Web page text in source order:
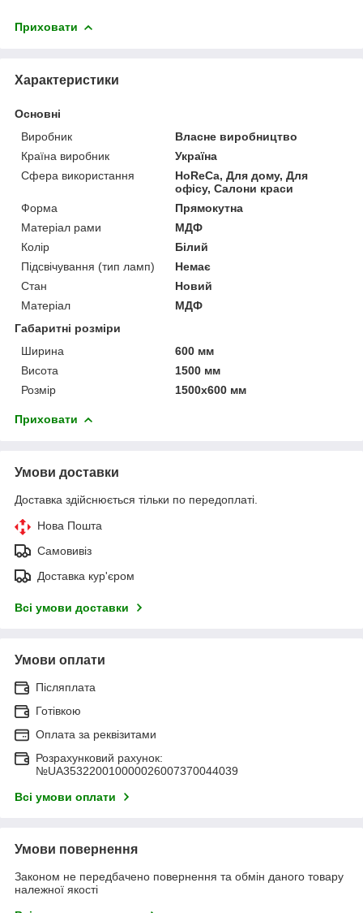
Приховати
Характеристики
Основні
Виробник
Власне виробництво
Країна виробник
Україна
Сфера використання
HoReCa, Для дому, Для
офісу, Салони краси
Форма
Прямокутна
Матеріал рами
МДФ
Колір
Білий
Підсвічування (тип ламп)
Немає
Стан
Новий
Матеріал
МДФ
Габаритні розміри
Ширина
600 мм
Висота
1500 мм
Розмір
1500х600 мм
Приховати
Умови доставки
Доставка здійснюється тільки по передоплаті.
Нова Пошта
Самовивіз
Доставка кур'єром
Всі умови доставки
Умови оплати
Післяплата
Готівкою
Оплата за реквізитами
Розрахунковий рахунок:
№UA353220010000026007370044039
Всі умови оплати
Умови повернення
Законом не передбачено повернення та обмін даного товару
належної якості